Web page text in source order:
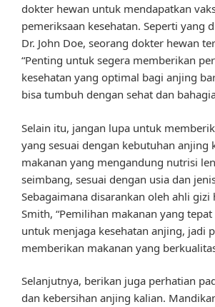
dokter hewan untuk mendapatkan
pemeriksaan kesehatan. Seperti yang
Dr. John Doe, seorang dokter hewan
“Penting untuk segera memberikan
kesehatan yang optimal bagi anjing
bisa tumbuh dengan sehat dan
Selain itu, jangan lupa untuk
yang sesuai dengan kebutuhan anjing
makanan yang mengandung nutrisi
seimbang, sesuai dengan usia dan
Sebagaimana disarankan oleh ahli gizi
Smith, “Pemilihan makanan yang
untuk menjaga kesehatan anjing, jadi
memberikan makanan yang
Selanjutnya, berikan juga perhatian
dan kebersihan anjing kalian.